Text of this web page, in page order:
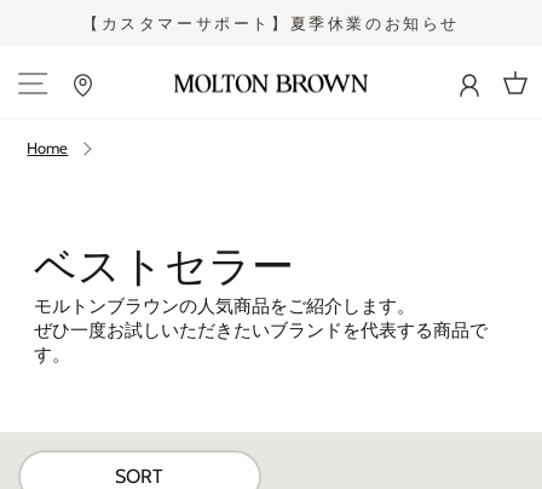
slideshow
【カスタマーサポート】夏季休業のお知らせ
Site navigation
Home
ベストセラー
モルトンブラウンの人気商品をご紹介します。
ぜひ一度お試しいただきたいブランドを代表する商品で
す。
SORT